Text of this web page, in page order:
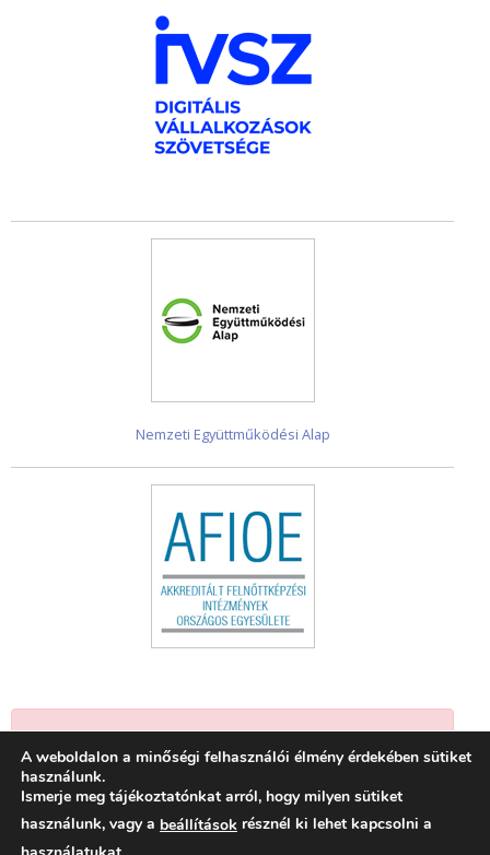
Nemzeti Együttműködési Alap
Jelenleg nincsenek események.
A weboldalon a minőségi felhasználói élmény érdekében sütiket
használunk.
Ismerje meg tájékoztatónkat arról, hogy milyen sütiket
használunk, vagy a beállítások résznél ki lehet kapcsolni a